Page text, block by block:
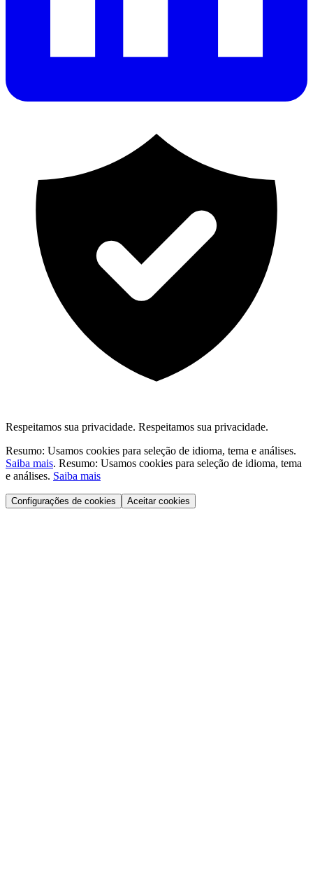
Respeitamos sua privacidade. Respeitamos sua privacidade.
Resumo: Usamos cookies para seleção de idioma, tema e análises.
Saiba mais. Resumo: Usamos cookies para seleção de idioma, tema
e análises. Saiba mais
Configurações de cookies Aceitar cookies